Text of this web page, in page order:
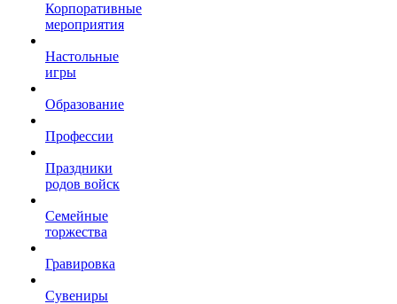
Корпоративные
мероприятия
Настольные
игры
Образование
Профессии
Праздники
родов войск
Семейные
торжества
Гравировка
Сувениры